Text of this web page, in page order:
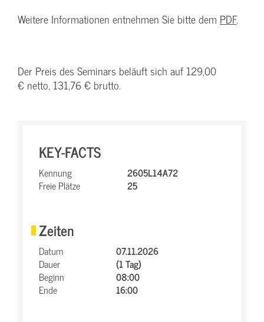
Weitere Informationen entnehmen Sie bitte dem PDF.
Der Preis des Seminars beläuft sich auf 129,00
€ netto, 131,76 € brutto.
KEY-FACTS
Kennung
2605L14A72
Freie Plätze
25
Zeiten
Datum
07.11.2026
Dauer
(1 Tag)
Beginn
08:00
Ende
16:00